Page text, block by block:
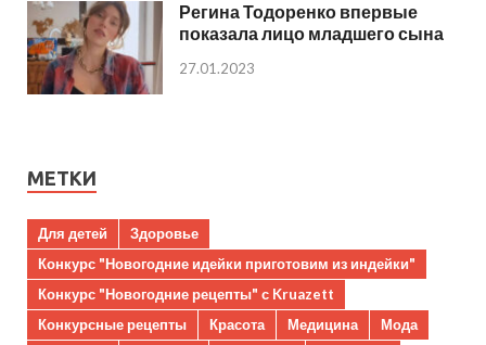
Регина Тодоренко впервые
показала лицо младшего сына
27.01.2023
МЕТКИ
Для детей
Здоровье
Конкурс "Новогодние идейки приготовим из индейки"
Конкурс "Новогодние рецепты" с Kruazett
Конкурсные рецепты
Красота Медицина
Мода